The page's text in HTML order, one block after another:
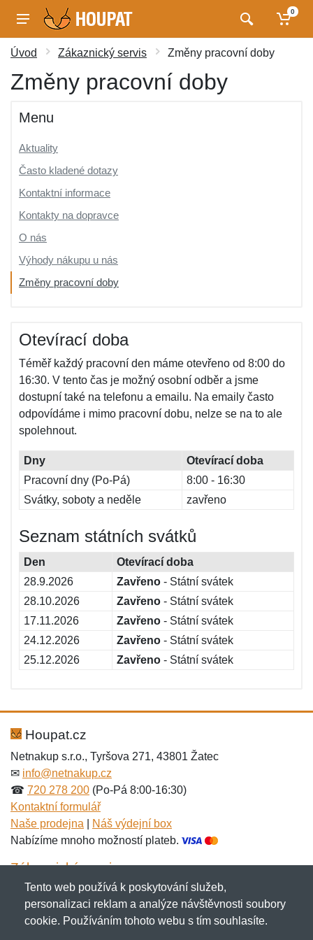
0
Úvod Zákaznický servis Změny pracovní doby
Změny pracovní doby
Menu
Aktuality
Často kladené dotazy
Kontaktní informace
Kontakty na dopravce
O nás
Výhody nákupu u nás
Změny pracovní doby
Otevírací doba
Téměř každý pracovní den máme otevřeno od 8:00 do
16:30. V tento čas je možný osobní odběr a jsme
dostupní také na telefonu a emailu. Na emaily často
odpovídáme i mimo pracovní dobu, nelze se na to ale
spolehnout.
Dny
Otevírací doba
Pracovní dny (Po-Pá)
8:00 - 16:30
Svátky, soboty a neděle
zavřeno
Seznam státních svátků
Den
Otevírací doba
28.9.2026
Zavřeno - Státní svátek
28.10.2026
Zavřeno - Státní svátek
17.11.2026
Zavřeno - Státní svátek
24.12.2026
Zavřeno - Státní svátek
25.12.2026
Zavřeno - Státní svátek
Houpat.cz
Netnakup s.r.o., Tyršova 271, 43801 Žatec
✉ info@netnakup.cz
☎ 720 278 200 (Po-Pá 8:00-16:30)
Kontaktní formulář
Naše prodejna
Náš výdejní box
Nabízíme mnoho možností plateb.
Zákaznický servis
Novinky emailem
Tento web používá k poskytování služeb,
personalizaci reklam a analýze návštěvnosti soubory
cookie. Používáním tohoto webu s tím souhlasíte.